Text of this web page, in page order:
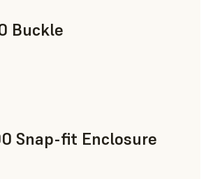
Buckle
Snap-fit Enclosure